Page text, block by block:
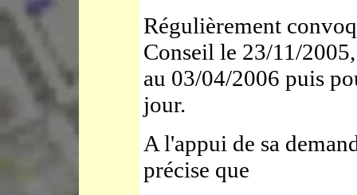
Régulièrement
Conseil le 23/11/
au 03/04/2006 puis
jour.
A l'appui de sa
précise que